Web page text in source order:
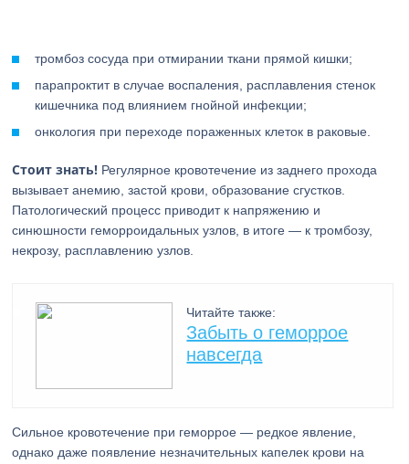
тромбоз сосуда при отмирании ткани прямой кишки;
парапроктит в случае воспаления, расплавления стенок
кишечника под влиянием гнойной инфекции;
онкология при переходе пораженных клеток в раковые.
Стоит знать! Регулярное кровотечение из заднего прохода
вызывает анемию, застой крови, образование сгустков.
Патологический процесс приводит к напряжению и
синюшности геморроидальных узлов, в итоге — к тромбозу,
некрозу, расплавлению узлов.
Читайте также:
Забыть о геморрое
навсегда
Сильное кровотечение при геморрое — редкое явление,
однако даже появление незначительных капелек крови на